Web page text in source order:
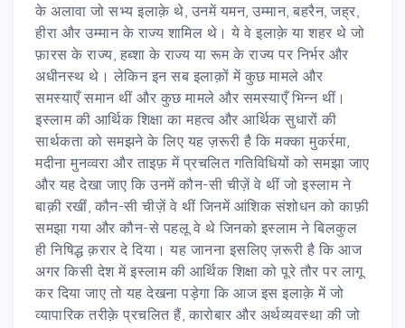
के अलावा जो सभ्य इलाक़े थे, उनमें यमन, उम्मान, बहरैन, जह्‌र,
हीरा और उम्मान के राज्य शामिल थे। ये वे इलाक़े या शहर थे जो
फ़ारस के राज्य, हब्शा के राज्य या रूम के राज्य पर निर्भर और
अधीनस्थ थे। लेकिन इन सब इलाक़ों में कुछ मामले और
समस्याएँ समान थीं और कुछ मामले और समस्याएँ भिन्न थीं।
इस्लाम की आर्थिक शिक्षा का महत्व और आर्थिक सुधारों की
सार्थकता को समझने के लिए यह ज़रूरी है कि मक्का मुकर्रमा,
मदीना मुनव्वरा और ताइफ़ में प्रचलित गतिविधियों को समझा जाए
और यह देखा जाए कि उनमें कौन-सी चीज़ें वे थीं जो इस्लाम ने
बाक़ी रखीं, कौन-सी चीज़ें वे थीं जिनमें आंशिक संशोधन को काफ़ी
समझा गया और कौन-से पहलू वे थे जिनको इस्लाम ने बिलकुल
ही निषिद्ध क़रार दे दिया। यह जानना इसलिए ज़रूरी है कि आज
अगर किसी देश में इस्लाम की आर्थिक शिक्षा को पूरे तौर पर लागू
कर दिया जाए तो यह देखना पड़ेगा कि आज इस इलाक़े में जो
व्यापारिक तरीक़े प्रचलित हैं, कारोबार और अर्थव्यवस्था की जो